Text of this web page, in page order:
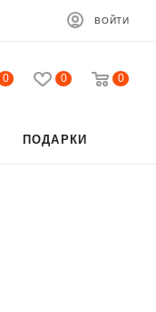
ВОЙТИ
0 0 0
ПОДАРКИ